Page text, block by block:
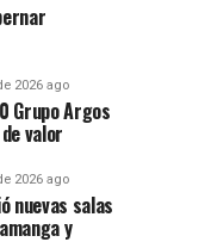
2026 ago
Grupo Argos
valor
2026 ago
nuevas salas
y